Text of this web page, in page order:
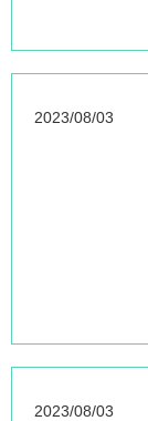
2023/08/03
2023/08/03